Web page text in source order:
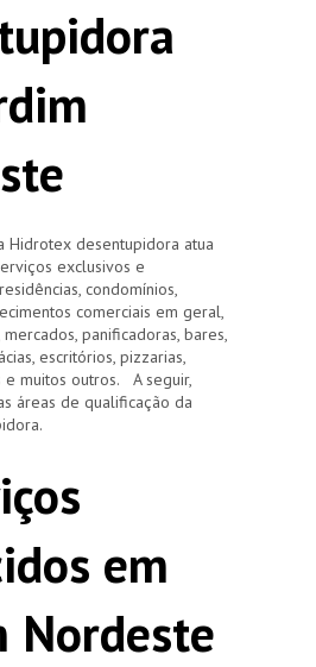
Hidrotex desentupidora atua
exclusivos e
condomínios,
comerciais em geral,
panificadoras, bares,
escritórios, pizzarias,
e muitos outros. A seguir,
áreas de qualificação da
em
Nordeste